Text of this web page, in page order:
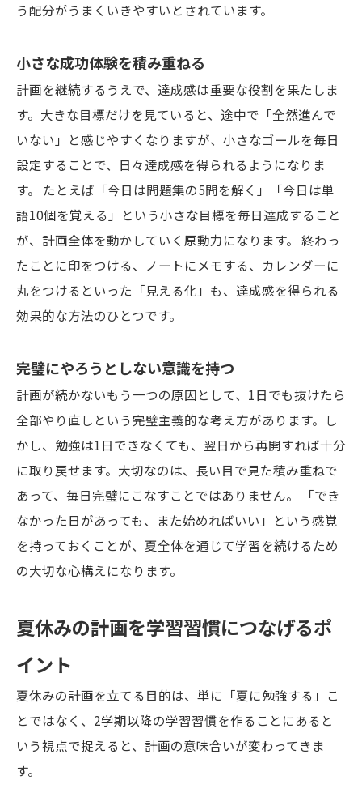
う配分がうまくいきやすいとされています。
小さな成功体験を積み重ねる
計画を継続するうえで、達成感は重要な役割を果たしま
す。大きな目標だけを見ていると、途中で「全然進んで
いない」と感じやすくなりますが、小さなゴールを毎日
設定することで、日々達成感を得られるようになりま
す。 たとえば「今日は問題集の5問を解く」「今日は単
語10個を覚える」という小さな目標を毎日達成すること
が、計画全体を動かしていく原動力になります。 終わっ
たことに印をつける、ノートにメモする、カレンダーに
丸をつけるといった「見える化」も、達成感を得られる
効果的な方法のひとつです。
完璧にやろうとしない意識を持つ
計画が続かないもう一つの原因として、1日でも抜けたら
全部やり直しという完璧主義的な考え方があります。し
かし、勉強は1日できなくても、翌日から再開すれば十分
に取り戻せます。大切なのは、長い目で見た積み重ねで
あって、毎日完璧にこなすことではありません。 「でき
なかった日があっても、また始めればいい」という感覚
を持っておくことが、夏全体を通じて学習を続けるため
の大切な心構えになります。
夏休みの計画を学習習慣につなげるポ
イント
夏休みの計画を立てる目的は、単に「夏に勉強する」こ
とではなく、2学期以降の学習習慣を作ることにあると
いう視点で捉えると、計画の意味合いが変わってきま
す。